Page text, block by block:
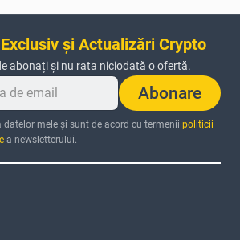
și Actualizări Crypto
abonați și nu rata niciodată o ofertă.
Abonare
datelor mele și sunt de acord cu termeniipoliticii
a newsletterului.